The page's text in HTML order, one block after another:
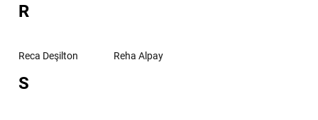
R
Reca Deşilton Reha Alpay
S